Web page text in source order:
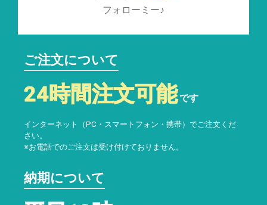
フォローミー♪
ご注文について
24時間注文可能です
インターネット（PC・スマートフォン・携帯）でご注文くだ
さい。
※お電話でのご注文は受け付けておりません。
納期について